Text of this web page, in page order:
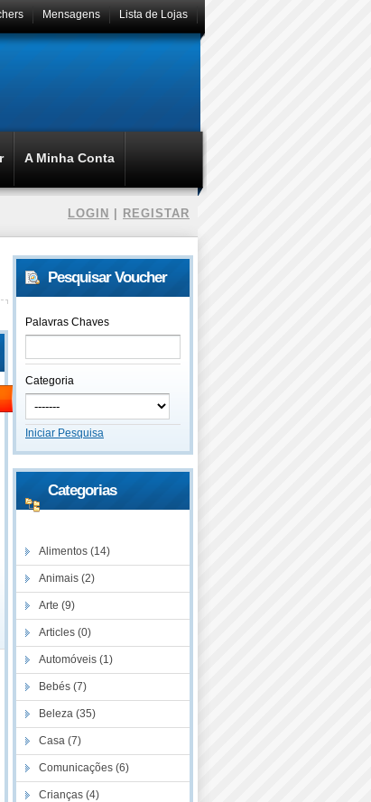
Lista de Lojas
Mensagens
A Minha Conta
LOGIN REGISTAR
Pesquisar Voucher
Palavras Chaves
Categoria
Iniciar Pesquisa
Categorias
Alimentos (14)
Animais (2)
Arte (9)
Articles (0)
Automóveis (1)
Bebés (7)
Beleza (35)
Casa (7)
Comunicações (6)
Crianças (4)